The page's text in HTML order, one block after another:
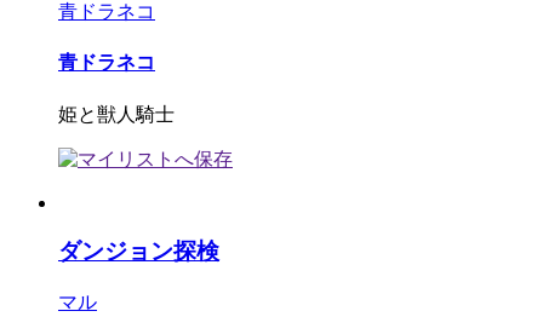
青ドラネコ
青ドラネコ
姫と獣人騎士
ダンジョン探検
マル